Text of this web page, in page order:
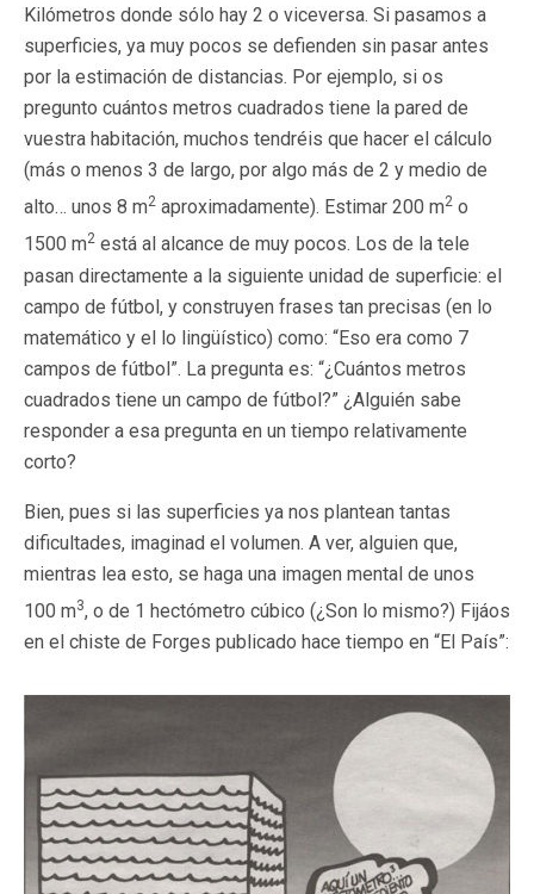
Kilómetros donde sólo hay 2 o viceversa. Si pasamos a
superficies, ya muy pocos se defienden sin pasar antes
por la estimación de distancias. Por ejemplo, si os
pregunto cuántos metros cuadrados tiene la pared de
vuestra habitación, muchos tendréis que hacer el cálculo
(más o menos 3 de largo, por algo más de 2 y medio de
alto… unos 8 m2 aproximadamente). Estimar 200 m2 o
1500 m2 está al alcance de muy pocos. Los de la tele
pasan directamente a la siguiente unidad de superficie: el
campo de fútbol, y construyen frases tan precisas (en lo
matemático y el lo lingüístico) como: “Eso era como 7
campos de fútbol”. La pregunta es: “¿Cuántos metros
cuadrados tiene un campo de fútbol?” ¿Alguién sabe
responder a esa pregunta en un tiempo relativamente
corto?
Bien, pues si las superficies ya nos plantean tantas
dificultades, imaginad el volumen. A ver, alguien que,
mientras lea esto, se haga una imagen mental de unos
100 m3, o de 1 hectómetro cúbico (¿Son lo mismo?) Fijáos
en el chiste de Forges publicado hace tiempo en “El País”: